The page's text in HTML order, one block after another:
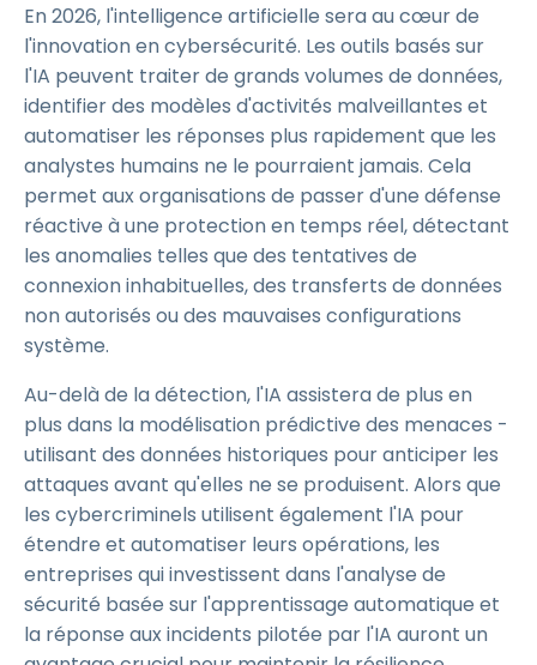
En 2026, l'intelligence artificielle sera au cœur de
l'innovation en cybersécurité. Les outils basés sur
l'IA peuvent traiter de grands volumes de données,
identifier des modèles d'activités malveillantes et
automatiser les réponses plus rapidement que les
analystes humains ne le pourraient jamais. Cela
permet aux organisations de passer d'une défense
réactive à une protection en temps réel, détectant
les anomalies telles que des tentatives de
connexion inhabituelles, des transferts de données
non autorisés ou des mauvaises configurations
système.
Au-delà de la détection, l'IA assistera de plus en
plus dans la modélisation prédictive des menaces -
utilisant des données historiques pour anticiper les
attaques avant qu'elles ne se produisent. Alors que
les cybercriminels utilisent également l'IA pour
étendre et automatiser leurs opérations, les
entreprises qui investissent dans l'analyse de
sécurité basée sur l'apprentissage automatique et
la réponse aux incidents pilotée par l'IA auront un